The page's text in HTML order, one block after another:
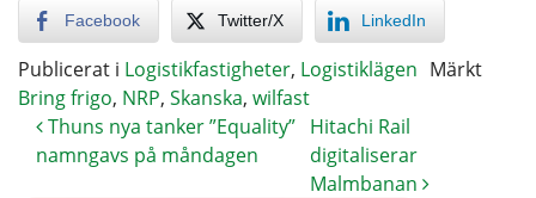
Facebook Twitter/X LinkedIn
Publicerat i Logistikfastigheter, Logistiklägen Märkt
Bring frigo, NRP, Skanska, wilfast
Thuns nya tanker ”Equality”
namngavs på måndagen
Hitachi Rail
digitaliserar
Malmbanan